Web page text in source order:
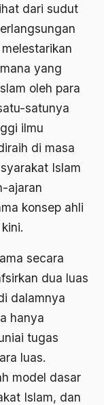
dari sudut
yang
oleh para
satunya
ilmu
di masa
Islam
ajaran
konsep ahli
secara
dua luas
dalamnya
hanya
tugas
luas.
model dasar
Islam, dan